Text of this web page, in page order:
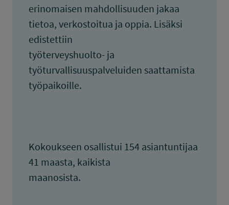
erinomaisen mahdollisuuden jakaa
tietoa, verkostoitua ja oppia. Lisäksi
edistettiin
työterveyshuolto- ja
työturvallisuuspalveluiden saattamista
työpaikoille.
Kokoukseen osallistui 154 asiantuntijaa
41 maasta, kaikista
maanosista.